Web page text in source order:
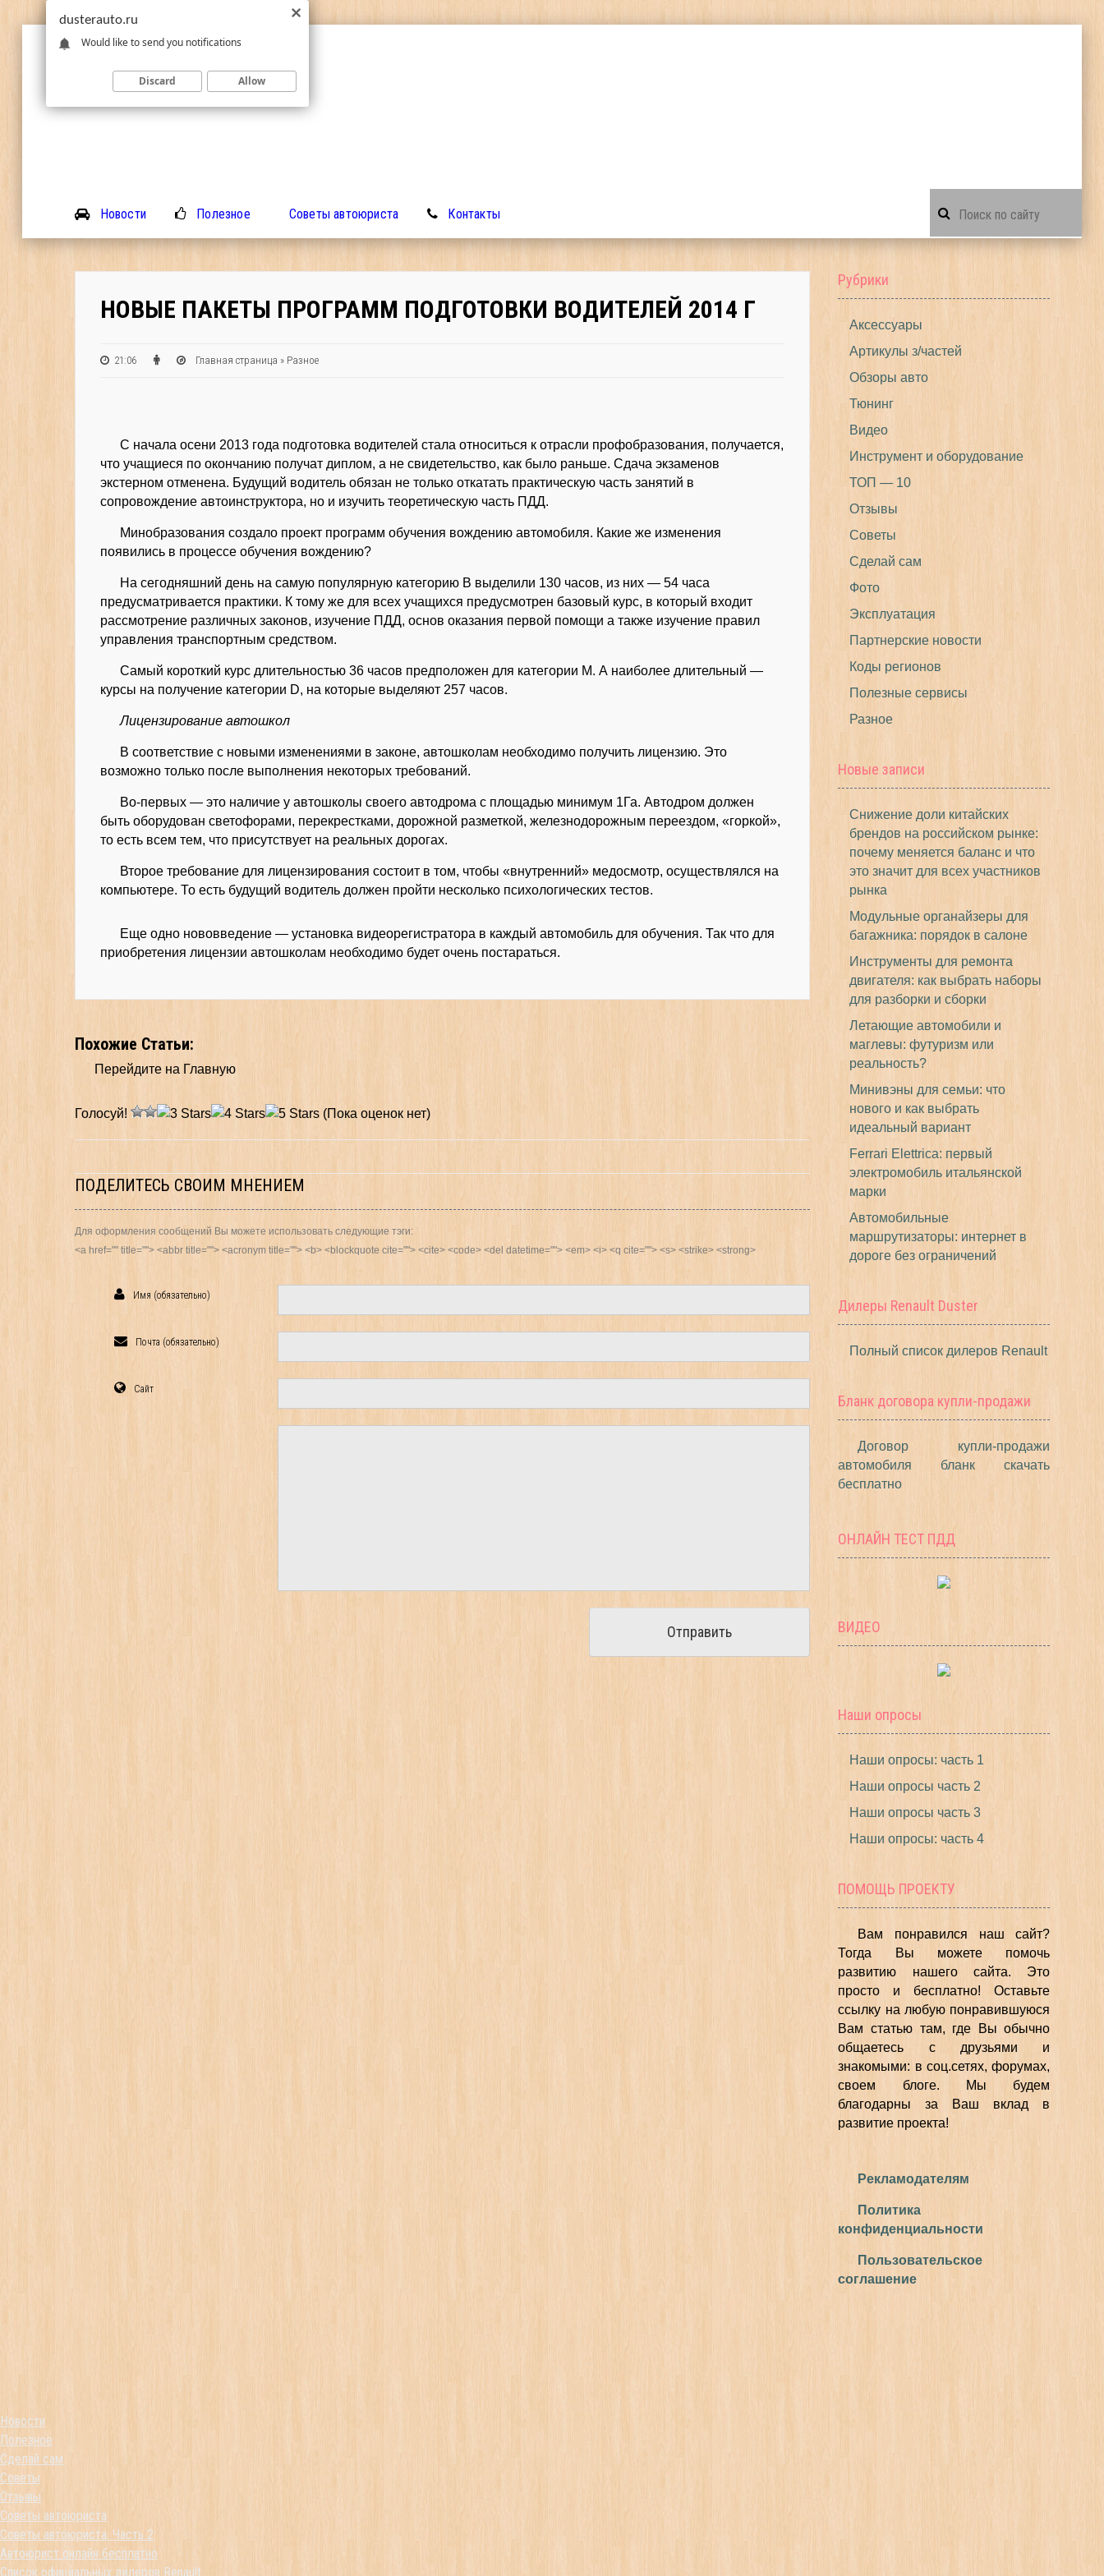
Новости Полезное Советы автоюриста Контакты
НОВЫЕ ПАКЕТЫ ПРОГРАММ ПОДГОТОВКИ ВОДИТЕЛЕЙ 2014 Г
21:06 Главная страница » Разное
С начала осени 2013 года подготовка водителей стала относиться к отрасли профобразования, получается,
что учащиеся по окончанию получат диплом, а не свидетельство, как было раньше. Сдача экзаменов
экстерном отменена. Будущий водитель обязан не только откатать практическую часть занятий в
сопровождение автоинструктора, но и изучить теоретическую часть ПДД.
Минобразования создало проект программ обучения вождению автомобиля. Какие же изменения
появились в процессе обучения вождению?
На сегодняшний день на самую популярную категорию В выделили 130 часов, из них — 54 часа
предусматривается практики. К тому же для всех учащихся предусмотрен базовый курс, в который входит
рассмотрение различных законов, изучение ПДД, основ оказания первой помощи а также изучение правил
управления транспортным средством.
Самый короткий курс длительностью 36 часов предположен для категории М. А наиболее длительный —
курсы на получение категории D, на которые выделяют 257 часов.
Лицензирование автошкол
В соответствие с новыми изменениями в законе, автошколам необходимо получить лицензию. Это
возможно только после выполнения некоторых требований.
Во-первых — это наличие у автошколы своего автодрома с площадью минимум 1Га. Автодром должен
быть оборудован светофорами, перекрестками, дорожной разметкой, железнодорожным переездом, «горкой»,
то есть всем тем, что присутствует на реальных дорогах.
Второе требование для лицензирования состоит в том, чтобы «внутренний» медосмотр, осуществлялся на
компьютере. То есть будущий водитель должен пройти несколько психологических тестов.
Еще одно нововведение — установка видеорегистратора в каждый автомобиль для обучения. Так что для
приобретения лицензии автошколам необходимо будет очень постараться.
Похожие Статьи:
Перейдите на Главную
Голосуй! (Пока оценок нет)
ПОДЕЛИТЕСЬ СВОИМ МНЕНИЕМ
Для оформления сообщений Вы можете использовать следующие тэги:
<a href="" title=""> <abbr title=""> <acronym title=""> <b> <blockquote cite=""> <cite> <code> <del datetime=""> <em> <i> <q cite=""> <s> <strike> <strong>
Имя (обязательно)
Почта (обязательно)
Сайт
Рубрики
Аксессуары
Артикулы з/частей
Обзоры авто
Тюнинг
Видео
Инструмент и оборудование
ТОП — 10
Отзывы
Советы
Сделай сам
Фото
Эксплуатация
Партнерские новости
Коды регионов
Полезные сервисы
Разное
Новые записи
Снижение доли китайских
брендов на российском рынке:
почему меняется баланс и что
это значит для всех участников
рынка
Модульные органайзеры для
багажника: порядок в салоне
Инструменты для ремонта
двигателя: как выбрать наборы
для разборки и сборки
Летающие автомобили и
маглевы: футуризм или
реальность?
Минивэны для семьи: что
нового и как выбрать
идеальный вариант
Ferrari Elettrica: первый
электромобиль итальянской
марки
Автомобильные
маршрутизаторы: интернет в
дороге без ограничений
Дилеры Renault Duster
Полный список дилеров Renault
Бланк договора купли-продажи
Договор купли-продажи
автомобиля бланк скачать
бесплатно
ОНЛАЙН ТЕСТ ПДД
ВИДЕО
Наши опросы
Наши опросы: часть 1
Наши опросы часть 2
Наши опросы часть 3
Наши опросы: часть 4
ПОМОЩЬ ПРОЕКТУ
Вам понравился наш сайт?
Тогда Вы можете помочь
развитию нашего сайта. Это
просто и бесплатно! Оставьте
ссылку на любую понравившуюся
Вам статью там, где Вы обычно
общаетесь с друзьями и
знакомыми: в соц.сетях, форумах,
своем блоге. Мы будем
благодарны за Ваш вклад в
развитие проекта!
Рекламодателям
Политика
конфиденциальности
Пользовательское
соглашение
Новости
Полезное
Сделай сам
Советы
Отзывы
Советы автоюриста
Советы автоюриста. Часть 2
Автоюрист онлайн бесплатно
Список официальных дилеров Renault
dusterauto.ru
Would like to send you notifications
Discard Allow